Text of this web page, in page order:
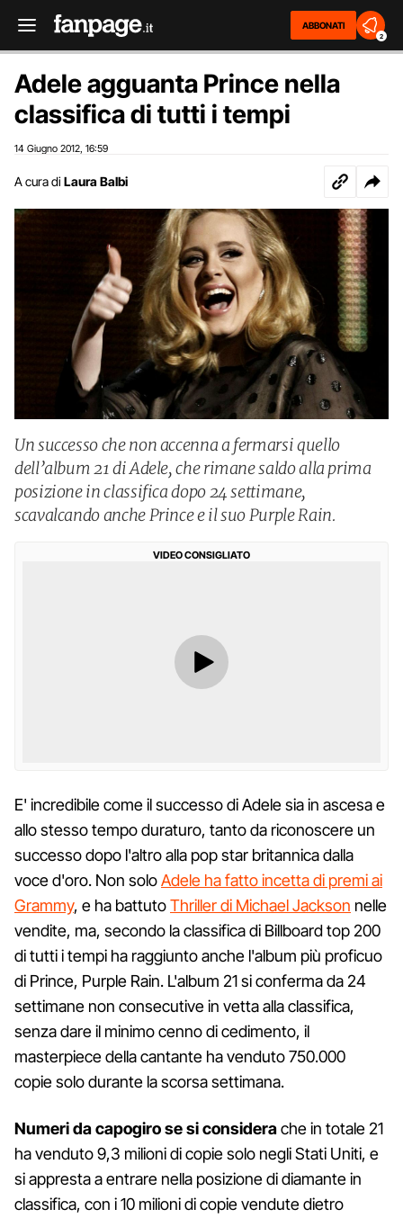
ABBONATI
2
Adele agguanta Prince nella
classifica di tutti i tempi
14 Giugno 2012 16:59
A cura di Laura Balbi
Un successo che non accenna a fermarsi quello
dell’album 21 di Adele, che rimane saldo alla prima
posizione in classifica dopo 24 settimane,
scavalcando anche Prince e il suo Purple Rain.
VIDEO CONSIGLIATO
E' incredibile come il successo di Adele sia in ascesa e
allo stesso tempo duraturo, tanto da riconoscere un
successo dopo l'altro alla pop star britannica dalla
voce d'oro. Non soloAdele ha fatto incetta di premi ai
Grammy, e ha battutoThriller di Michael Jackson nelle
vendite, ma, secondo la classifica di Billboard top 200
di tutti i tempi ha raggiunto anche l'album più proficuo
di Prince, Purple Rain. L'album 21 si conferma da 24
settimane non consecutive in vetta alla classifica,
senza dare il minimo cenno di cedimento, il
masterpiece della cantante ha venduto 750.000
copie solo durante la scorsa settimana.
Numeri da capogiro se si considerache in totale 21
ha venduto 9,3 milioni di copie solo negli Stati Uniti, e
si appresta a entrare nella posizione di diamante in
classifica, con i 10 milioni di copie vendute dietro